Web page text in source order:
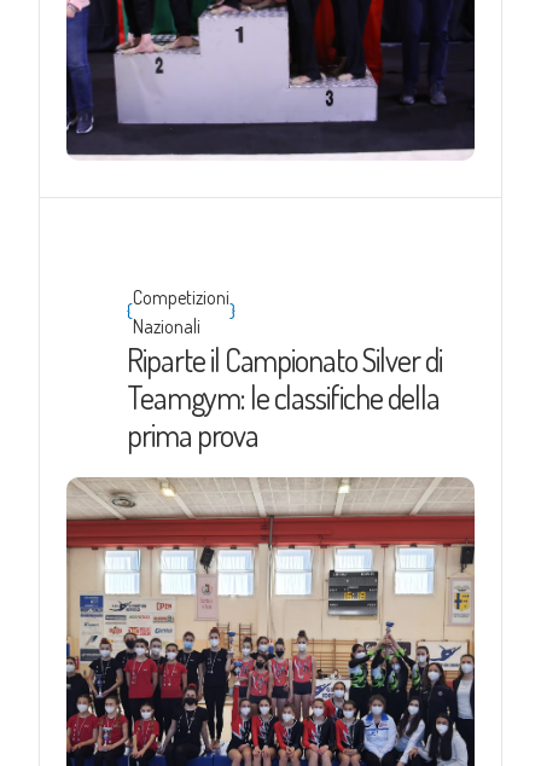
{
Competizioni
Nazionali
}
Riparte il Campionato Silver di
Teamgym: le classifiche della
prima prova